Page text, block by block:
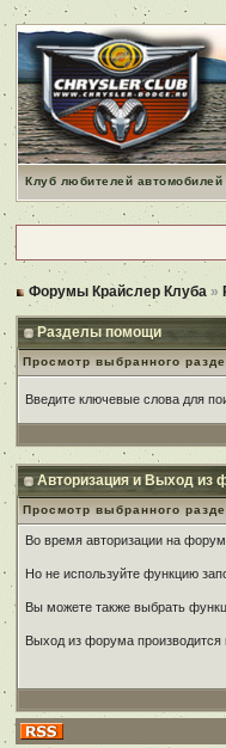
Клуб любителей
Форумы Крайслер Клуба »
Разделы помощи
Просмотр выбранного
Введите ключевые слова для
Авторизация и Выход из
Просмотр выбранного
Во время авторизации на
Но не используйте функцию
Вы можете также выбрать
Выход из форума